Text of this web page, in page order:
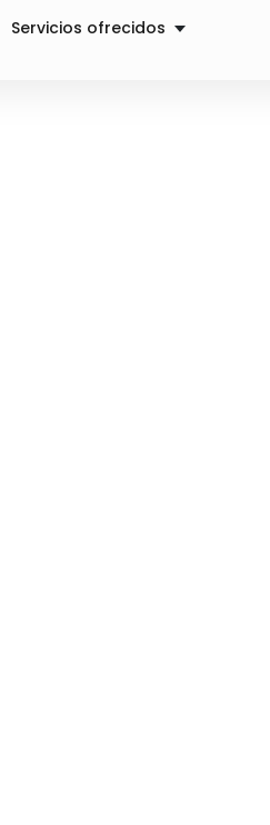
Servicios ofrecidos